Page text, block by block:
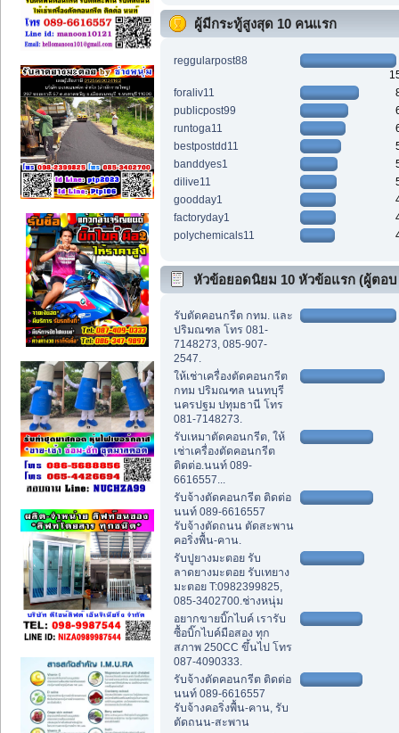
ผู้มีกระทู้สูงสุด 10 คนแรก
reggularpost88
foraliv11
publicpost99
runtoga11
bestpostdd11
banddyes1
dilive11
goodday1
factoryday1
polychemicals11
หัวข้อยอดนิยม 10 หัวข้อแรก (ผู้ตอบ
สูงสุด)
รับตัดคอนกรีต กทม. และ
ปริมณฑล โทร 081-
7148273, 085-907-
2547.
ให้เช่าเครื่องตัดคอนกรีต
กทม ปริมณฑล นนทบุรี
นครปฐม ปทุมธานี โทร
081-7148273.
รับเหมาตัดคอนกรีต, ให้
เช่าเครื่องตัดคอนกรีต
ติดต่อ.นนท์ 089-
6616557...
รับจ้างตัดคอนกรีต ติดต่อ
นนท์ 089-6616557
รับจ้างตัดถนน ตัดสะพาน
คอริ่งพื้น-คาน.
รับปูยางมะตอย รับ
ลาดยางมะตอย รับเทยาง
มะตอย T:0982399825,
085-3402700.ช่างหนุ่ม
อยากขายบิ๊กไบค์ เรารับ
ซื้อบิ๊กไบค์มือสอง ทุก
สภาพ 250CC ขึ้นไป โทร
087-4090333.
รับจ้างตัดคอนกรีต ติดต่อ
นนท์ 089-6616557
รับจ้างคอริ่งพื้น-คาน, รับ
ตัดถนน-สะพาน